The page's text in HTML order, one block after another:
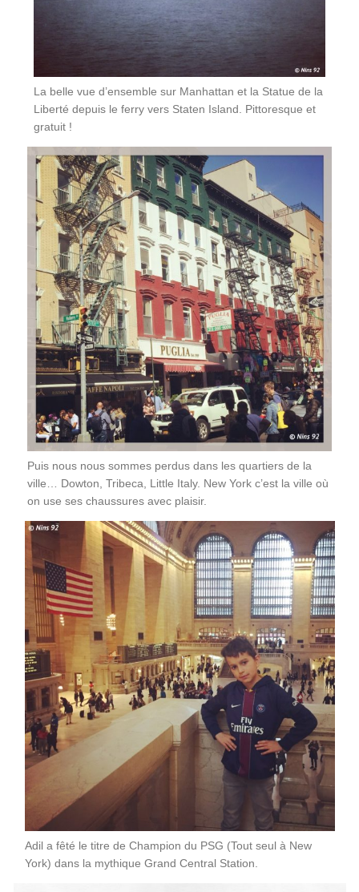
La belle vue d’ensemble sur Manhattan et la Statue de la
Liberté depuis le ferry vers Staten Island. Pittoresque et
gratuit !
Puis nous nous sommes perdus dans les quartiers de la
ville… Dowton, Tribeca, Little Italy. New York c’est la ville où
on use ses chaussures avec plaisir.
Adil a fêté le titre de Champion du PSG (Tout seul à New
York) dans la mythique Grand Central Station.